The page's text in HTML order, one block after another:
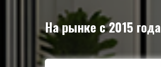
На рынке с 2015 года